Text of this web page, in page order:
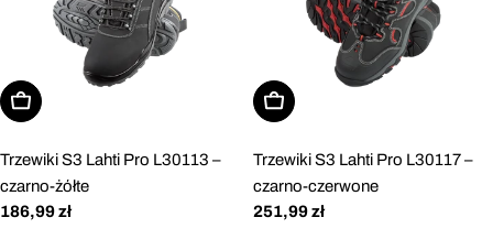
Wybierz opcje
Trzewiki S3 Lahti Pro L30113 –
czarno-żółte
Cena
186,99 zł
Wybierz opcje
Trzewiki S3 Lahti Pro L30117 –
czarno-czerwone
Cena
251,99 zł